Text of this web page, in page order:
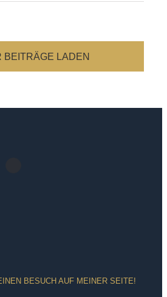
BEITRÄGE LADEN
BESUCH AUF MEINER SEITE!